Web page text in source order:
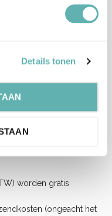
Details tonen
zijn dan normaal
snelheid van de
worden gratis
(ongeacht het